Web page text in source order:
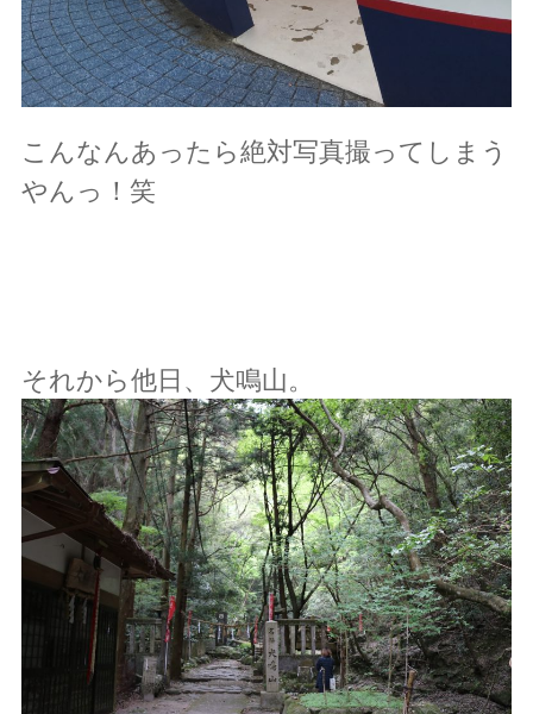
こんなんあったら絶対写真撮ってしまう
やんっ！笑
それから他日、犬鳴山。